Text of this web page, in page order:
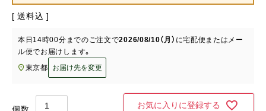
送料込
本日 14時00分 までのご注文で2026/08/10（月） に宅配便またはメー
ル便でお届けします。
東京都
お届け先を変更
お気に入りに登録する